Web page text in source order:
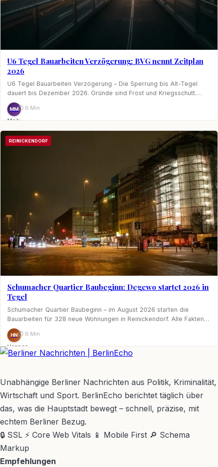
U6 Tegel Bauarbeiten Verzögerung: BVG nennt Zeitplan
2026
U6 Tegel Bauarbeiten Verzögerung – Die Sperrung bis Alt-Tegel
dauert bis Dezember 2026. Gründe sind Frost und Kriegsschutt.…
MM
Maik
⏱ 6 Min.
REINICKENDORF
Schumacher Quartier Baubeginn: Degewo startet 2026 in
Tegel
Schumacher Quartier Baubeginn – im August 2026 starten die
Bauarbeiten für 328 neue Wohnungen in Reinickendorf. Alle Fakten…
HN
Hannes
Nagel
⏱ 6 Min.
Unabhängige Berliner Nachrichten aus Politik, Kriminalität,
Wirtschaft und Sport. BerlinEcho berichtet täglich über
das, was die Hauptstadt bewegt – schnell, präzise, mit
echtem Berliner Bezug.
🔒 SSL ⚡ Core Web Vitals 📱 Mobile First 🔎 Schema
Markup
Empfehlungen